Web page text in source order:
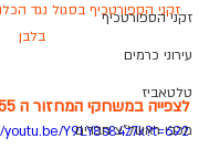
זקני הספורטכיף
עירוני כרמים
טלטאביז
מכבי ראשל"צ חברים
זקני הספורטכיף בסגול נגד
בלבן
לצפייה במשחקי המחזור ה 55
Y9LY8s84z7k?t=692